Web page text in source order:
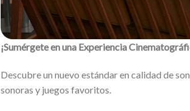
¡Sumérgete en una Experiencia
Descubre un nuevo estándar en calidad de
sonoras y juegos favoritos.